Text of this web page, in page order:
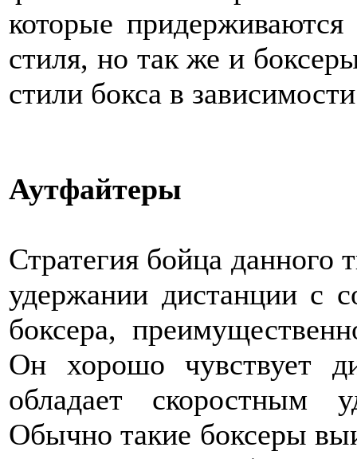
которые
стиля, но так же и
стили бокса в
Аутфайтеры
Стратегия бойца данного
удержании дистанции с
боксера,
Он хорошо чувствует
обладает скоростным
Обычно такие боксеры